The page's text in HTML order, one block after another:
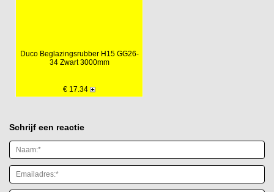
Duco Beglazingsrubber H15 GG26-
34 Zwart 3000mm
€ 17.34
Schrijf een reactie